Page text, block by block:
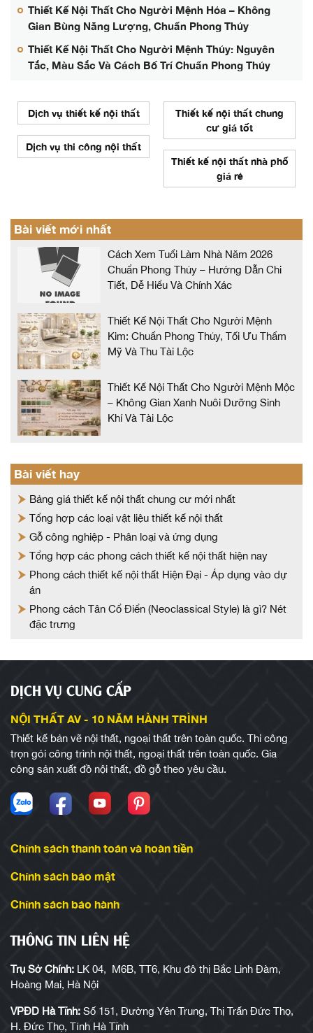
Thiết Kế Nội Thất Cho Người Mệnh Hỏa – Không
Gian Bùng Năng Lượng, Chuẩn Phong Thủy
Thiết Kế Nội Thất Cho Người Mệnh Thủy: Nguyên
Tắc, Màu Sắc Và Cách Bố Trí Chuẩn Phong Thủy
Dịch vụ thiết kế nội thất
Dịch vụ thi công nội thất
Thiết kế nội thất chung
cư giá tốt
Thiết kế nội thất nhà phố
giá rẻ
Bài viết mới nhất
Cách Xem Tuổi Làm Nhà Năm 2026
Chuẩn Phong Thủy – Hướng Dẫn Chi
Tiết, Dễ Hiểu Và Chính Xác
Thiết Kế Nội Thất Cho Người Mệnh
Kim: Chuẩn Phong Thủy, Tối Ưu Thẩm
Mỹ Và Thu Tài Lộc
Thiết Kế Nội Thất Cho Người Mệnh Mộc
– Không Gian Xanh Nuôi Dưỡng Sinh
Khí Và Tài Lộc
Bài viết hay
Bảng giá thiết kế nội thất chung cư mới nhất
Tổng hợp các loại vật liệu thiết kế nội thất
Gỗ công nghiệp - Phân loại và ứng dụng
Tổng hợp các phong cách thiết kế nội thất hiện nay
Phong cách thiết kế nội thất Hiện Đại - Áp dụng vào dự
án
Phong cách Tân Cổ Điển (Neoclassical Style) là gì? Nét
đặc trưng
DỊCH VỤ CUNG CẤP
NỘI THẤT AV - 10 NĂM HÀNH TRÌNH
Thiết kế bản vẽ nội thất, ngoại thất trên toàn quốc. Thi công
trọn gói công trình nội thất, ngoại thất trên toàn quốc. Gia
công sản xuất đồ nội thất, đồ gỗ theo yêu cầu.
Chính sách thanh toán và hoàn tiền
Chính sách bảo mật
Chính sách bảo hành
THÔNG TIN LIÊN HỆ
Trụ Sở Chính: LK 04, M6B, TT6, Khu đô thị Bắc Linh Đàm,
Hoàng Mai, Hà Nội
VPĐD Hà Tĩnh: Số 151, Đường Yên Trung, Thị Trấn Đức Thọ,
H. Đức Thọ, Tỉnh Hà Tĩnh